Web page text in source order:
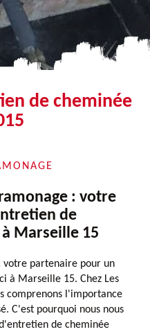
de cheminée
: votre
de
Marseille 15
votre partenaire pour un
à Marseille 15. Chez Les
comprenons l'importance
C'est pourquoi nous nous
de cheminée